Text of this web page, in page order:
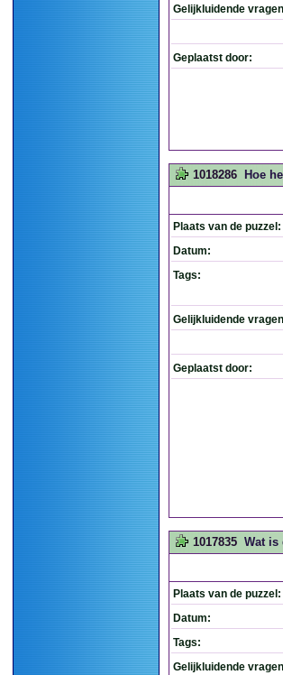
Gelijkluidende
Geplaatst door:
1018286 Hoe
Plaats van de puzzel:
Datum:
Tags:
Gelijkluidende
Geplaatst door:
1017835 Wat is
Plaats van de puzzel:
Datum:
Tags:
Gelijkluidende